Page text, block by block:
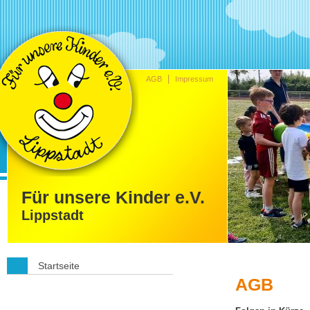
AGB Impressum
Für unsere Kinder e.V.
Lippstadt
Startseite
AGB